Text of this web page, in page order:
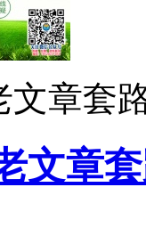
文章套
文章